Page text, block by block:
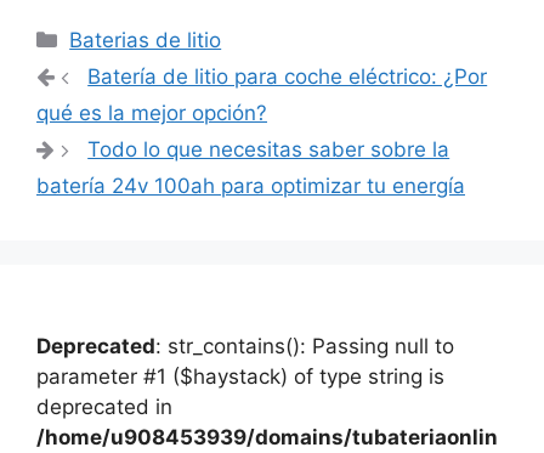
Categorías
Baterias de litio
Navegación
entradas
Batería de litio para coche eléctrico: ¿Por
qué es la mejor opción?
Todo lo que necesitas saber sobre la
batería 24v 100ah para optimizar tu energía
Deprecated: str_contains(): Passing null to
parameter #1 ($haystack) of type string is
deprecated in
/home/u908453939/domains/tubateriaonlin